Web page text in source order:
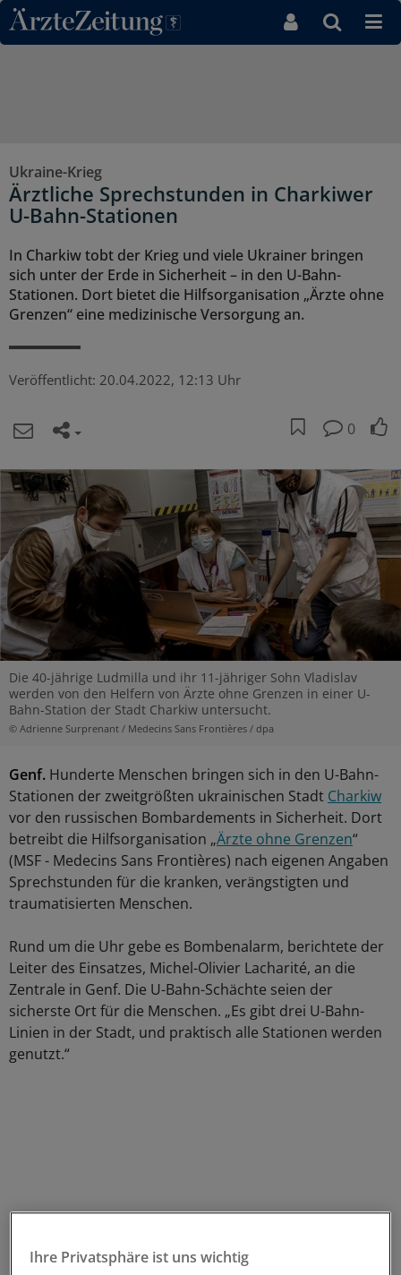
Direkt zum Inhaltsbereich
Ukraine-Krieg
Ärztliche Sprechstunden in Charkiwer
U-Bahn-Stationen
In Charkiw tobt der Krieg und viele Ukrainer bringen
sich unter der Erde in Sicherheit – in den U-Bahn-
Stationen. Dort bietet die Hilfsorganisation „Ärzte ohne
Grenzen“ eine medizinische Versorgung an.
Veröffentlicht: 20.04.2022, 12:13 Uhr
0
Die 40-jährige Ludmilla und ihr 11-jähriger Sohn Vladislav
werden von den Helfern von Ärzte ohne Grenzen in einer U-
Bahn-Station der Stadt Charkiw untersucht.
© Adrienne Surprenant / Medecins Sans Frontières / dpa
Genf. Hunderte Menschen bringen sich in den U-Bahn-
Stationen der zweitgrößten ukrainischen Stadt Charkiw
vor den russischen Bombardements in Sicherheit. Dort
betreibt die Hilfsorganisation „Ärzte ohne Grenzen“
(MSF - Medecins Sans Frontières) nach eigenen Angaben
Sprechstunden für die kranken, verängstigten und
traumatisierten Menschen.
Rund um die Uhr gebe es Bombenalarm, berichtete der
Leiter des Einsatzes, Michel-Olivier Lacharité, an die
Zentrale in Genf. Die U-Bahn-Schächte seien der
sicherste Ort für die Menschen. „Es gibt drei U-Bahn-
Linien in der Stadt, und praktisch alle Stationen werden
genutzt.“
Ihre Privatsphäre ist uns wichtig